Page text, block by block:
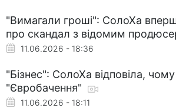
"Вимагали гроші": СолоХа
про скандал з відомим
11.06.2026 - 18:36
"Бізнес": СолоХа відповіла, чому
"Євробачення"
11.06.2026 - 18:11